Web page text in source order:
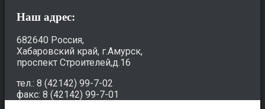
Наш адрес:
682640 Россия,
Хабаровский край, г.Амурск,
проспект Строителей,д.16
тел.: 8 (42142) 99-7-02
факс: 8 (42142) 99-7-01